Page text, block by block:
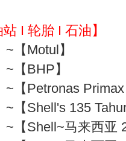
站 I 轮胎 I 石油】
【Motul】
【BHP】
【Petronas
【Shell's 135
~【Shell~马来西亚